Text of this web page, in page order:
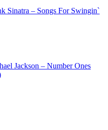
Sinatra – Songs For Swingin`
Jackson – Number Ones